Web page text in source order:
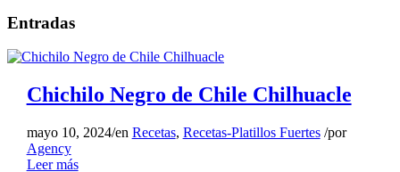
Entradas
Chichilo Negro de Chile Chilhuacle
mayo 10, 2024/en Recetas, Recetas-Platillos Fuertes /por
Agency
Leer más